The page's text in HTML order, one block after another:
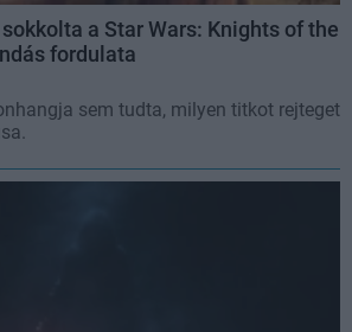
a Star Wars: Knights of the
fordulata
sem tudta, milyen titkot rejteget